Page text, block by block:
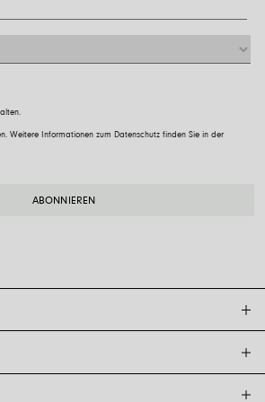
Weitere Informationen zum Datenschutz finden Sie in der